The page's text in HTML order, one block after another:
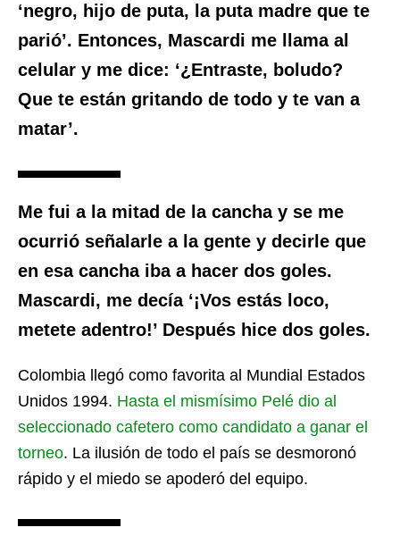
‘negro, hijo de puta, la puta madre que te
parió’. Entonces, Mascardi me llama al
celular y me dice: ‘¿Entraste, boludo?
Que te están gritando de todo y te van a
matar’.
Me fui a la mitad de la cancha y se me
ocurrió señalarle a la gente y decirle que
en esa cancha iba a hacer dos goles.
Mascardi, me decía ‘¡Vos estás loco,
metete adentro!’ Después hice dos goles.
Colombia llegó como favorita al Mundial Estados
Unidos 1994. Hasta el mismísimo Pelé dio al
seleccionado cafetero como candidato a ganar el
torneo. La ilusión de todo el país se desmoronó
rápido y el miedo se apoderó del equipo.